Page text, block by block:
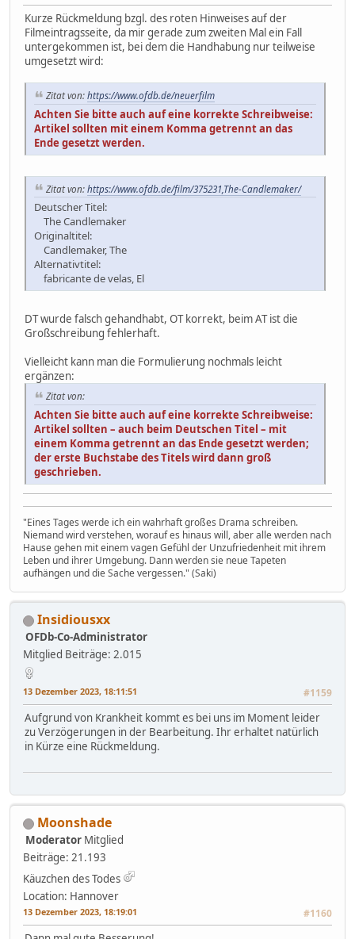
Kurze Rückmeldung bzgl. des roten Hinweises auf der
Filmeintragsseite, da mir gerade zum zweiten Mal ein Fall
untergekommen ist, bei dem die Handhabung nur teilweise
umgesetzt wird:
Zitat von:https://www.ofdb.de/neuerfilm
Achten Sie bitte auch auf eine korrekte Schreibweise:
Artikel sollten mit einem Komma getrennt an das
Ende gesetzt werden.
Zitat von:https://www.ofdb.de/film/375231,The-Candlemaker/
Deutscher Titel:
The Candlemaker
Originaltitel:
Candlemaker, The
Alternativtitel:
fabricante de velas, El
DT wurde falsch gehandhabt, OT korrekt, beim AT ist die
Großschreibung fehlerhaft.
Vielleicht kann man die Formulierung nochmals leicht
ergänzen:
Zitat von:
Achten Sie bitte auch auf eine korrekte Schreibweise:
Artikel sollten – auch beim Deutschen Titel – mit
einem Komma getrennt an das Ende gesetzt werden;
der erste Buchstabe des Titels wird dann groß
geschrieben.
"Eines Tages werde ich ein wahrhaft großes Drama schreiben.
Niemand wird verstehen, worauf es hinaus will, aber alle werden nach
Hause gehen mit einem vagen Gefühl der Unzufriedenheit mit ihrem
Leben und ihrer Umgebung. Dann werden sie neue Tapeten
aufhängen und die Sache vergessen." (Saki)
Insidiousxx
OFDb-Co-Administrator
Mitglied Beiträge: 2.015
13 Dezember 2023, 18:11:51 #1159
Aufgrund von Krankheit kommt es bei uns im Moment leider
zu Verzögerungen in der Bearbeitung. Ihr erhaltet natürlich
in Kürze eine Rückmeldung.
Moonshade
Moderator Mitglied
Beiträge: 21.193
Käuzchen des Todes
Location: Hannover
13 Dezember 2023, 18:19:01 #1160